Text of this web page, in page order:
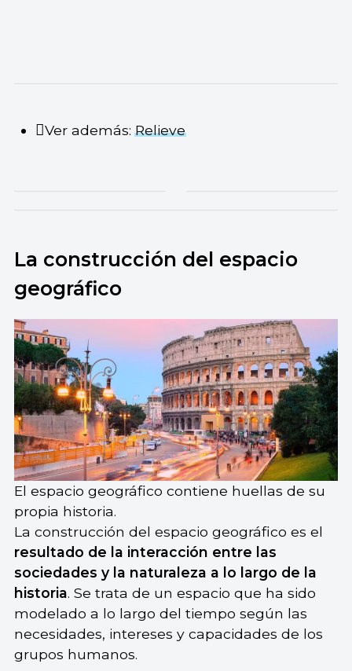
Ver además:Relieve
La construcción del espacio
geográfico
El espacio geográfico contiene huellas de su
propia historia.
La construcción del espacio geográfico es el
resultado de la interacción entre las
sociedades y la naturaleza a lo largo de la
historia. Se trata de un espacio que ha sido
modelado a lo largo del tiempo según las
necesidades, intereses y capacidades de los
grupos humanos.